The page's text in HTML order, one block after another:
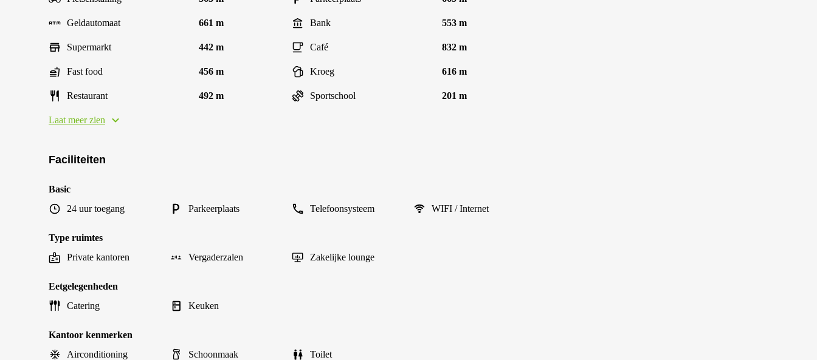
Geldautomaat 661 m Bank 553 m
Supermarkt 442 m Café 832 m
Fast food 456 m Kroeg 616 m
Restaurant 492 m Sportschool 201 m
Laat meer zien
Faciliteiten
Basic
24 uur toegang
Parkeerplaats Telefoonsysteem WIFI / Internet
Type ruimtes
Private kantoren
Vergaderzalen Zakelijke lounge
Eetgelegenheden
Catering
Keuken
Kantoor kenmerken
Airconditioning
Schoonmaak Toilet